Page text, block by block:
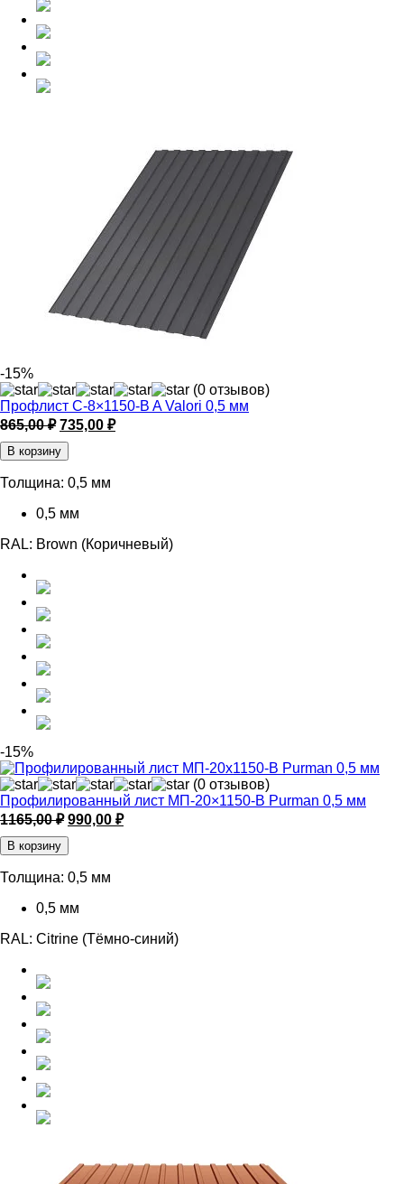
-15%
(0 отзывов)
Профлист С-8×1150-B A Valori 0,5 мм
865,00₽ Первоначальная
цена
составляла
865,00 ₽.
735,00 ₽Текущая
В корзину
Толщина: 0,5 мм
0,5 мм
RAL: Brown (Коричневый)
-15%
(0 отзывов)
Профилированный лист МП-20×1150-B Purman 0,5 мм
1165,00₽ Первоначальная
цена
составляла
1165,00 ₽.
990,00 ₽Текущая
В корзину
Толщина: 0,5 мм
0,5 мм
RAL: Citrine (Тёмно-синий)